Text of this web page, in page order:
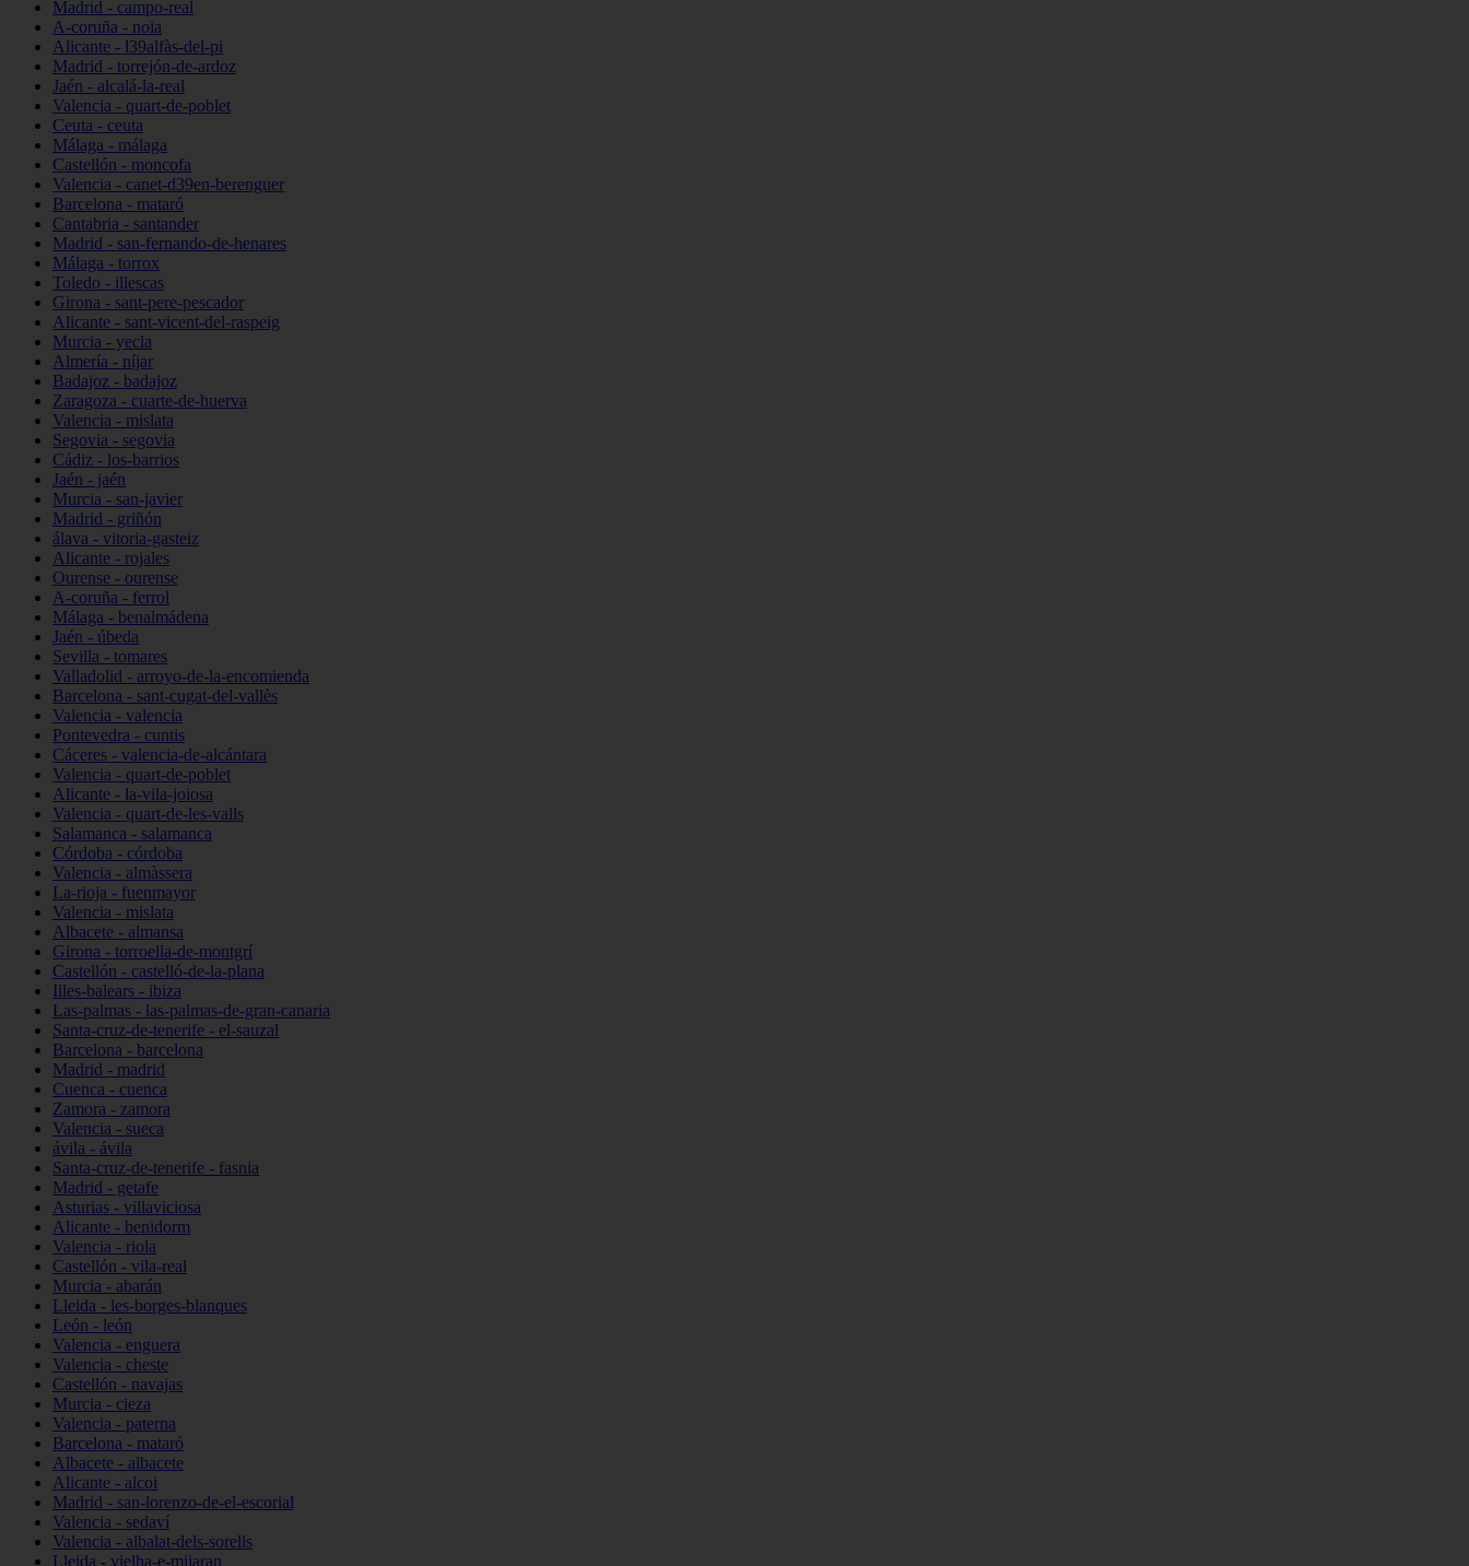
Madrid - campo-real
A-coruña - noia
Alicante - l39alfàs-del-pi
Madrid - torrejón-de-ardoz
Jaén - alcalá-la-real
Valencia - quart-de-poblet
Ceuta - ceuta
Málaga - málaga
Castellón - moncofa
Valencia - canet-d39en-berenguer
Barcelona - mataró
Cantabria - santander
Madrid - san-fernando-de-henares
Málaga - torrox
Toledo - illescas
Girona - sant-pere-pescador
Alicante - sant-vicent-del-raspeig
Murcia - yecla
Almería - níjar
Badajoz - badajoz
Zaragoza - cuarte-de-huerva
Valencia - mislata
Segovia - segovia
Cádiz - los-barrios
Jaén - jaén
Murcia - san-javier
Madrid - griñón
álava - vitoria-gasteiz
Alicante - rojales
Ourense - ourense
A-coruña - ferrol
Málaga - benalmádena
Jaén - úbeda
Sevilla - tomares
Valladolid - arroyo-de-la-encomienda
Barcelona - sant-cugat-del-vallès
Valencia - valencia
Pontevedra - cuntis
Cáceres - valencia-de-alcántara
Valencia - quart-de-poblet
Alicante - la-vila-joiosa
Valencia - quart-de-les-valls
Salamanca - salamanca
Córdoba - córdoba
Valencia - almàssera
La-rioja - fuenmayor
Valencia - mislata
Albacete - almansa
Girona - torroella-de-montgrí
Castellón - castelló-de-la-plana
Illes-balears - ibiza
Las-palmas - las-palmas-de-gran-canaria
Santa-cruz-de-tenerife - el-sauzal
Barcelona - barcelona
Madrid - madrid
Cuenca - cuenca
Zamora - zamora
Valencia - sueca
ávila - ávila
Santa-cruz-de-tenerife - fasnia
Madrid - getafe
Asturias - villaviciosa
Alicante - benidorm
Valencia - riola
Castellón - vila-real
Murcia - abarán
Lleida - les-borges-blanques
León - león
Valencia - enguera
Valencia - cheste
Castellón - navajas
Murcia - cieza
Valencia - paterna
Barcelona - mataró
Albacete - albacete
Alicante - alcoi
Madrid - san-lorenzo-de-el-escorial
Valencia - sedaví
Valencia - albalat-dels-sorells
Lleida - vielha-e-mijaran